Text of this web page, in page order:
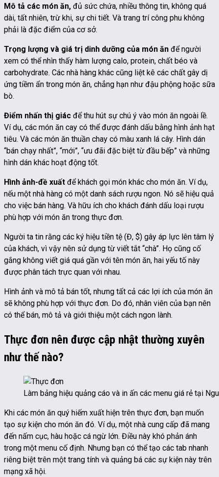
Mô tả các món ăn, đủ sức chứa, nhiều thông tin, không quá
dài, tất nhiên, trừ khi, sự chi tiết. Và trang trí công phu không
phải là đặc điểm của cơ sở.
Trọng lượng và giá trị dinh dưỡng của món ăn để người
xem có thể nhìn thấy hàm lượng calo, protein, chất béo và
carbohydrate. Các nhà hàng khác cũng liệt kê các chất gây dị
ứng tiềm ẩn trong món ăn, chẳng hạn như đậu phộng hoặc sữa
bò.
Điểm nhấn thị giác để thu hút sự chú ý vào món ăn ngoài lề.
Ví dụ, các món ăn cay có thể được đánh dấu bằng hình ảnh hạt
tiêu. Và các món ăn thuần chay có màu xanh lá cây. Hình dán
“bán chạy nhất”, “mới”, “ưu đãi đặc biệt từ đầu bếp” và những
hình dán khác hoạt động tốt.
Hình ảnh-đề xuất để khách gọi món khác cho món ăn. Ví dụ,
nếu một nhà hàng có một danh sách rượu ngon. Nó sẽ hiệu quả
cho việc bán hàng. Và hữu ích cho khách đánh dấu loại rượu
phù hợp với món ăn trong thực đơn.
Người ta tin rằng các ký hiệu tiền tệ (Đ, $) gây áp lực lên tâm lý
của khách, vì vậy nên sử dụng từ viết tắt “chà”. Họ cũng cố
gắng không viết giá quá gần với tên món ăn, hai yếu tố này
được phân tách trực quan với nhau.
Hình ảnh và mô tả bán tốt, nhưng tất cả các lợi ích của món ăn
sẽ không phù hợp với thực đơn. Do đó, nhân viên của bạn nên
có thể bán, mô tả và giới thiệu một cách ngon lành.
Thực đơn nên được cập nhật thường xuyên
như thế nào?
Làm bảng hiệu quảng cáo và in ấn các menu giá rẻ tại
Khi các món ăn quý hiếm xuất hiện trên thực đơn, bạn muốn
tạo sự kiện cho món ăn đó. Ví dụ, một nhà cung cấp đã mang
đến nấm cục, hàu hoặc cá ngừ lớn. Điều này khó phản ánh
trong một menu cố định. Nhưng bạn có thể tạo các tab nhanh
riêng biệt trên một trang tính và quảng bá các sự kiện này trên
mạng xã hội.